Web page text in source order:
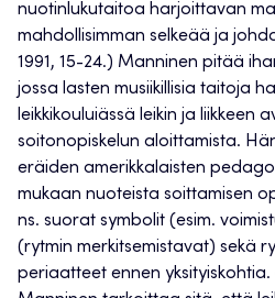
nuotinlukutaitoa harjoittavan
mahdollisimman selkeää ja
1991, 15-24.) Manninen pitää
jossa lasten musiikillisia taitoja
leikkikouluiässä leikin ja liikkeen
soitonopiskelun aloittamista.
eräiden amerikkalaisten
mukaan nuoteista soittamisen
ns. suorat symbolit (esim.
(rytmin merkitsemistavat) sekä
periaatteet ennen